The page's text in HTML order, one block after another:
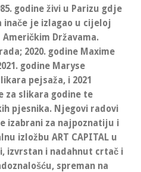
godine živi u Parizu gdje
inače je izlagao u cijeloj
Državama.
2020. godine Maxime
godine Maryse
pejsaža, i 2021
za slikara godine te
pjesnika. Njegovi radovi
izabrani za najpoznatiju i
izložbu ART CAPITAL u
izvrstan i nadahnut crtač i
spreman na